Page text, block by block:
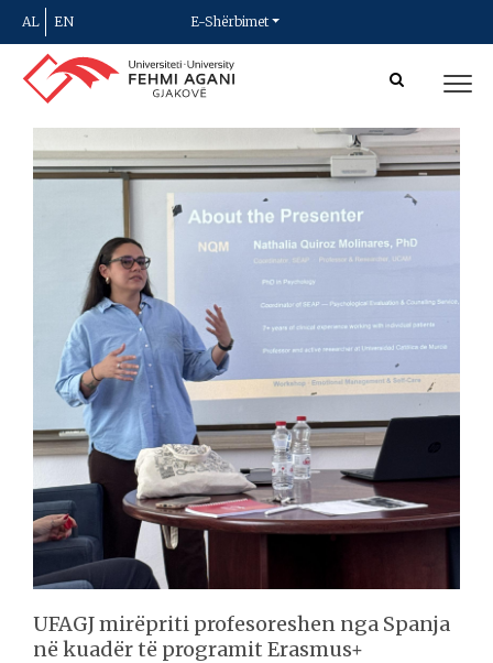
AL EN E-Shërbimet
UFAGJ mirëpriti profesoreshen nga Spanja
në kuadër të programit Erasmus+